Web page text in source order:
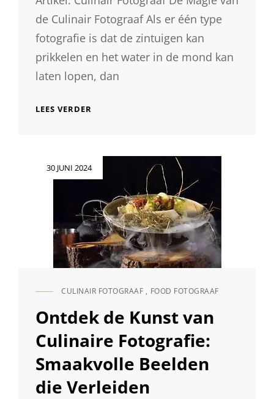
de Culinair Fotograaf Als er één type
fotografie is dat de zintuigen kan
prikkelen en het water in de mond kan
laten lopen, dan
LEES VERDER
CULINAIR
FOTOGRAAF:
SMAAKVOLLE
BEELDEN
DIE
VERLEIDEN
30 JUNI 2024
CAT
CULINAIR FOTOGRAAF , FOOD FOTOGRAAF
Ontdek de Kunst van
Culinaire Fotografie:
Smaakvolle Beelden
die Verleiden